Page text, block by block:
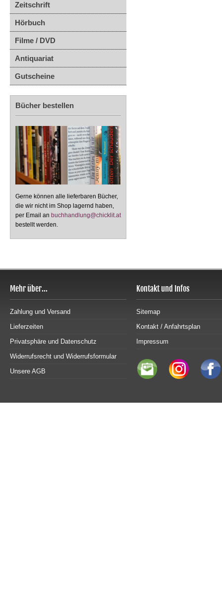
Zeitschrift
Hörbuch
Filme / DVD
Antiquariat
Gutscheine
Bücher bestellen
Gerne können alle lieferbaren Bücher,
die wir nicht im Shop lagernd haben,
per Email an buchhandlung@chicklit.at
bestellt werden.
Mehr über...
Zahlung und Versand
Lieferzeiten
Privatsphäre und Datenschutz
Widerrufsrecht und Widerrufsformular
Unsere AGB
Kontakt und Infos
Sitemap
Kontakt / Anfahrtsplan
Impressum